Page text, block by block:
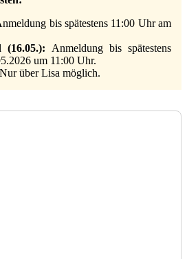
bis spätestens 11:00 Uhr am
(16.05.): Anmeldung bis spätestens
um 11:00 Uhr.
Nur über Lisa möglich.